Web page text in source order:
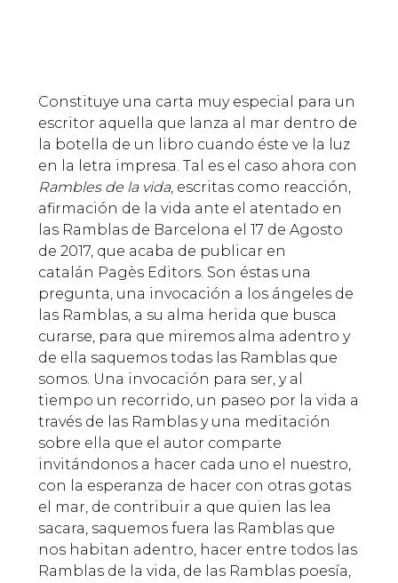
Constituye una carta muy especial para un
escritor aquella que lanza al mar dentro de
la botella de un libro cuando éste ve la luz
en la letra impresa. Tal es el caso ahora con
Rambles de la vida, escritas como reacción,
afirmación de la vida ante el atentado en
las Ramblas de Barcelona el 17 de Agosto
de 2017, que acaba de publicar en
catalán Pagès Editors. Son éstas una
pregunta, una invocación a los ángeles de
las Ramblas, a su alma herida que busca
curarse, para que miremos alma adentro y
de ella saquemos todas las Ramblas que
somos. Una invocación para ser, y al
tiempo un recorrido, un paseo por la vida a
través de las Ramblas y una meditación
sobre ella que el autor comparte
invitándonos a hacer cada uno el nuestro,
con la esperanza de hacer con otras gotas
el mar, de contribuir a que quien las lea
sacara, saquemos fuera las Ramblas que
nos habitan adentro, hacer entre todos las
Ramblas de la vida, de las Ramblas poesía,